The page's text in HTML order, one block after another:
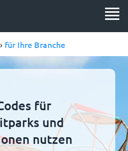
› für Ihre Branche
für
und
nutzen